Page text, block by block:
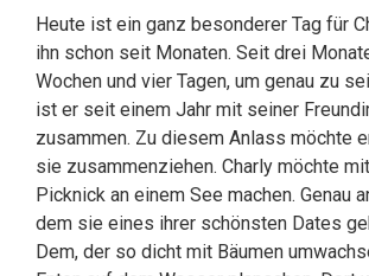
Heute ist ein ganz besonderer Tag für
ihn schon seit Monaten. Seit drei
Wochen und vier Tagen, um genau zu
ist er seit einem Jahr mit seiner
zusammen. Zu diesem Anlass möchte
sie zusammenziehen. Charly möchte
Picknick an einem See machen. Genau
dem sie eines ihrer schönsten Dates
Dem, der so dicht mit Bäumen